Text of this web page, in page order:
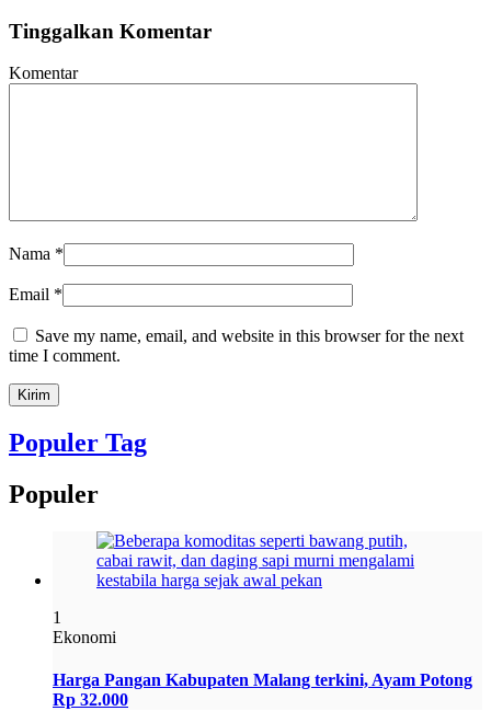
Tinggalkan Komentar
Komentar
Nama *
Email *
Save my name, email, and website in this browser for the next
time I comment.
Populer Tag
Populer
1
Ekonomi
Harga Pangan Kabupaten Malang terkini, Ayam Potong
Rp 32.000